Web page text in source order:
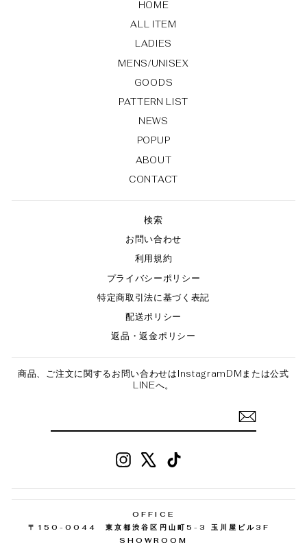
HOME
ALL ITEM
LADIES
MENS/UNISEX
GOODS
PATTERN LIST
NEWS
POPUP
ABOUT
CONTACT
検索
お問い合わせ
利用規約
プライバシーポリシー
特定商取引法に基づく表記
配送ポリシー
返品・返金ポリシー
商品、ご注文に関するお問い合わせはInstagramDMまたは公式
LINEへ。
InstagramTikTok
OFFICE
〒150-0044 東京都渋谷区円山町5-3 玉川屋ビル3F
SHOWROOM